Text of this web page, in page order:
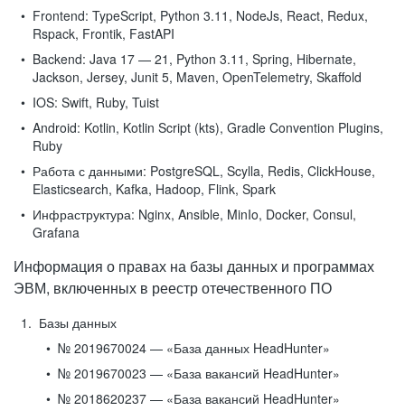
Frontend: TypeScript, Python 3.11, NodeJs, React, Redux,
Rspack, Frontik, FastAPI
Backend: Java 17 — 21, Python 3.11, Spring, Hibernate,
Jackson, Jersey, Junit 5, Maven, OpenTelemetry, Skaffold
IOS: Swift, Ruby, Tuist
Android: Kotlin, Kotlin Script (kts), Gradle Convention Plugins,
Ruby
Работа с данными: PostgreSQL, Scylla, Redis, ClickHouse,
Elasticsearch, Kafka, Hadoop, Flink, Spark
Инфраструктура: Nginx, Ansible, MinIo, Docker, Consul,
Grafana
Информация о правах на базы данных и программах
ЭВМ, включенных в реестр отечественного ПО
Базы данных
№ 2019670024 — «База данных HeadHunter»
№ 2019670023 — «База вакансий HeadHunter»
№ 2018620237 — «База вакансий HeadHunter»